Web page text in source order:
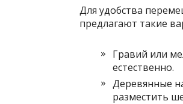
Для удобства
предлагают такие
Гравий или
естественно.
Деревянные
разместить